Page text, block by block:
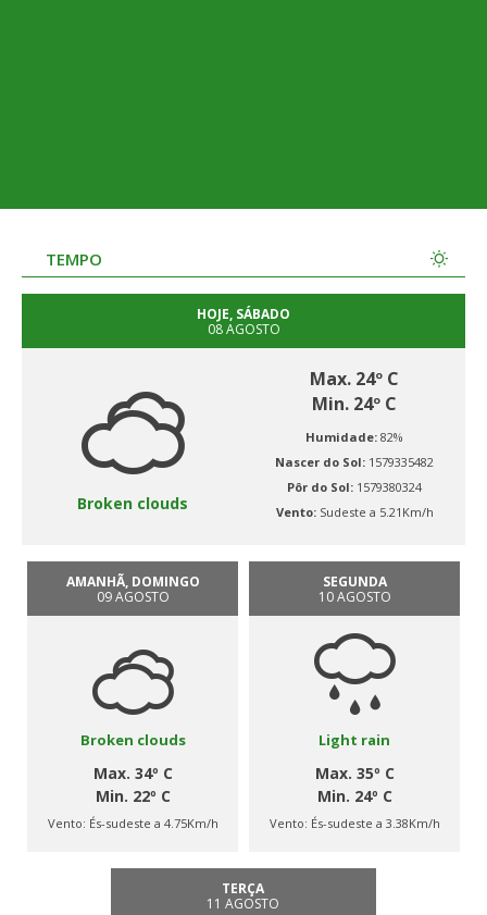
TEMPO
HOJE, SÁBADO
08 AGOSTO
Broken clouds
Max. 24º C
Min. 24º C
Humidade: 82%
Nascer do Sol: 1579335482
Pôr do Sol: 1579380324
Vento: Sudeste a 5.21Km/h
AMANHÃ, DOMINGO
09 AGOSTO
Broken clouds
Max. 34º C
Min. 22º C
Vento: És-sudeste a 4.75Km/h
SEGUNDA
10 AGOSTO
Light rain
Max. 35º C
Min. 24º C
Vento: És-sudeste a 3.38Km/h
TERÇA
11 AGOSTO